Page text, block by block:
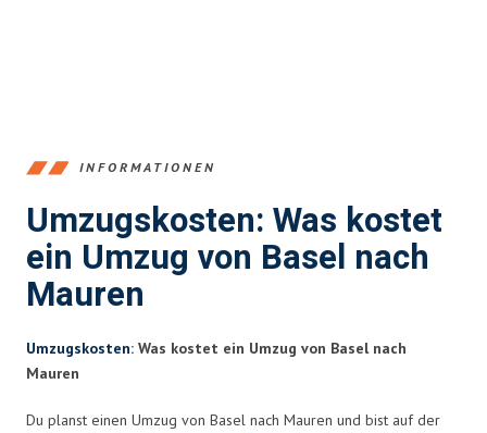
INFORMATIONEN
Umzugskosten: Was kostet
ein Umzug von Basel nach
Mauren
Umzugskosten: Was kostet ein Umzug von Basel nach
Mauren
Du planst einen Umzug von Basel nach Mauren und bist auf der